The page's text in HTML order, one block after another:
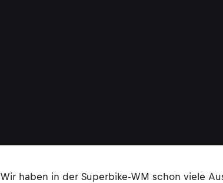
Wir haben in der Superbike-WM schon viele